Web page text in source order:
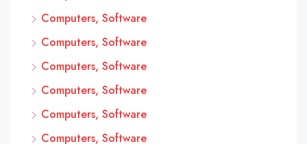
Computers, Software
Computers, Software
Computers, Software
Computers, Software
Computers, Software
Computers, Software